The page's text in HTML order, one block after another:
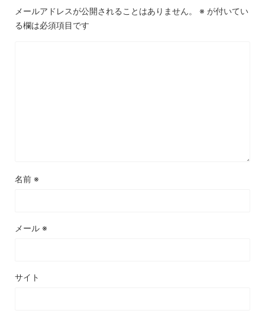
メールアドレスが公開されることはありません。 ※ が付いてい
る欄は必須項目です
名前 ※
メール ※
サイト